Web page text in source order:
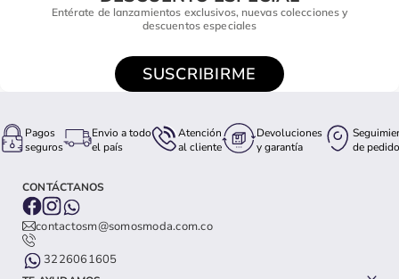
Entérate de lanzamientos exclusivos, nuevas colecciones y
descuentos especiales
SUSCRIBIRME
Pagos
seguros
Envio a todo
el país
Atención
al cliente
Devoluciones
y garantía
de pedido
CONTÁCTANOS
contactosm@somosmoda.com.co
3226061605